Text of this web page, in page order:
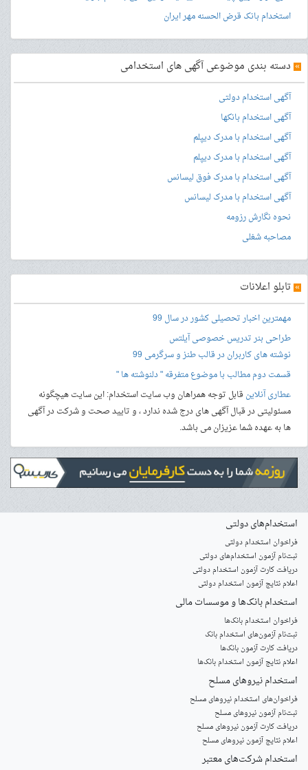
استخدام بانک قرض الحسنه مهر ایران
» دسته بندی موضوعی آگهی های استخدامی
آگهی استخدام دولتی
آگهی استخدام بانکها
آگهی استخدام با مدرک دیپلم
آگهی استخدام با مدرک دیپلم
آگهی استخدام با مدرک فوق لیسانس
آگهی استخدام با مدرک لیسانس
نحوه نگارش رزومه
مصاحبه شغلی
» تابلو اعلانات
مهمترین اخبار تحصیلی کشور در سال 99
طراحی بنرتدریس خصوصی آیلتس
نوشته های کاربران در قالب طنز و سرگرمی 99
قسمت دوم مطالب با موضوع متفرقه " دلنوشته ها "
عطاری آنلاینقابل توجه همراهان وب سایت استخدام: این سایت هیچگونه
مسئولیتی در قبال آگهی های درج شده ندارد ، و تایید صحت و شرکت در آگهی
ها به عهده شما عزیزان می باشد.
استخدام‌های دولتی
فراخوان استخدام دولتی
ثبت‌نام آزمون‌ استخدام‌های دولتی
دریافت کارت آزمون استخدام دولتی
اعلام نتایج آزمون استخدام دولتی
استخدام‌ بانک‌ها و موسسات مالی
فراخوان استخدام بانک‌ها
‌ثبت‌نام آزمون‌های استخدام بانک
دریافت کارت آزمون بانک‌ها
اعلام نتایج آزمون استخدام بانک‌ها
استخدام‌ نیروهای مسلح
‌فراخوان‌های استخدام‌ نیروهای مسلح
ثبت‌نام آزمون نیروهای مسلح
دریافت کارت آزمون نیروهای مسلح
اعلام نتایج آزمون نیروهای مسلح
استخدام‌ شرکت‌های معتبر